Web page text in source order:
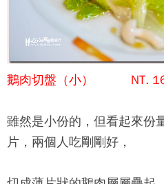
鵝肉切盤（小） NT.
雖然是小份的，但看起來份
片，兩個人吃剛剛好，